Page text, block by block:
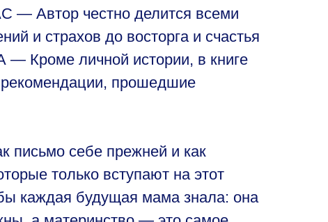
Автор честно делится всеми
и страхов до восторга и счастья
личной истории, в книге
прошедшие
письмо себе прежней и как
только вступают на этот
каждая будущая мама знала: она